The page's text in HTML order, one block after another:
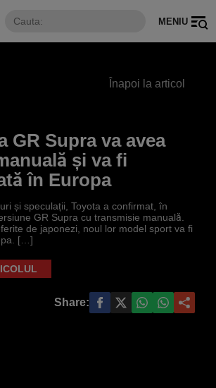
MENIU
Înapoi la articol
GR Supra va avea
și va fi
în Europa
și speculații, Toyota a confirmat, în
GR Supra cu transmisie manuală.
de japonezi, noul lor model sport va fi
[…]
Share: